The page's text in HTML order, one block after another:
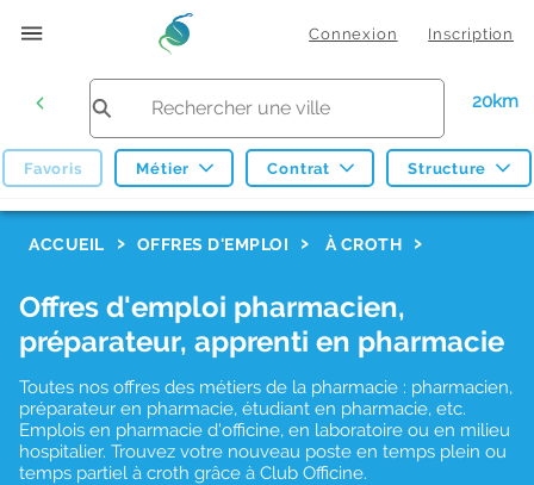
Connexion Inscription
20km
Favoris Métier Contrat Structure
ACCUEIL OFFRES D'EMPLOI À CROTH
Offres d'emploi pharmacien,
préparateur, apprenti en pharmacie
Toutes nos offres des métiers de la pharmacie : pharmacien,
préparateur en pharmacie, étudiant en pharmacie, etc.
Emplois en pharmacie d'officine, en laboratoire ou en milieu
hospitalier. Trouvez votre nouveau poste en temps plein ou
temps partiel à croth grâce à Club Officine.